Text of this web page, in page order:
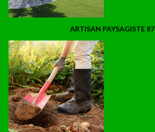
ARTISAN PAYSAGISTE 87